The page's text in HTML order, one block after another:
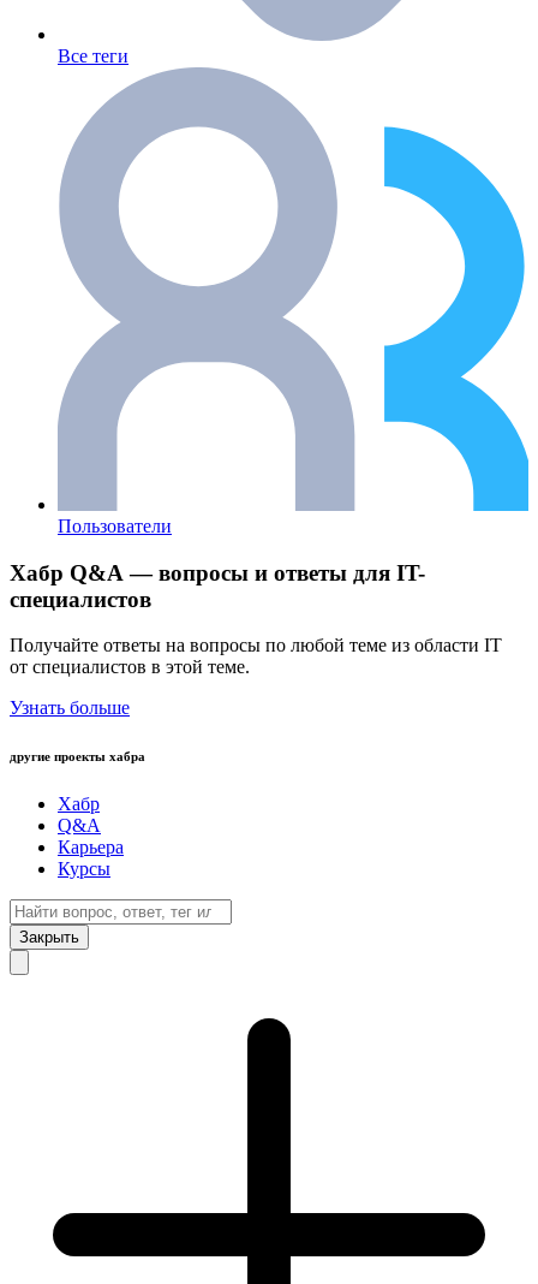
Все теги
Пользователи
Хабр Q&A — вопросы и ответы для IT-
специалистов
Получайте ответы на вопросы по любой теме из области IT
от специалистов в этой теме.
Узнать больше
другие проекты хабра
Хабр
Q&A
Карьера
Курсы
Закрыть